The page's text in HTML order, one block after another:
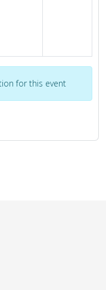
for this event